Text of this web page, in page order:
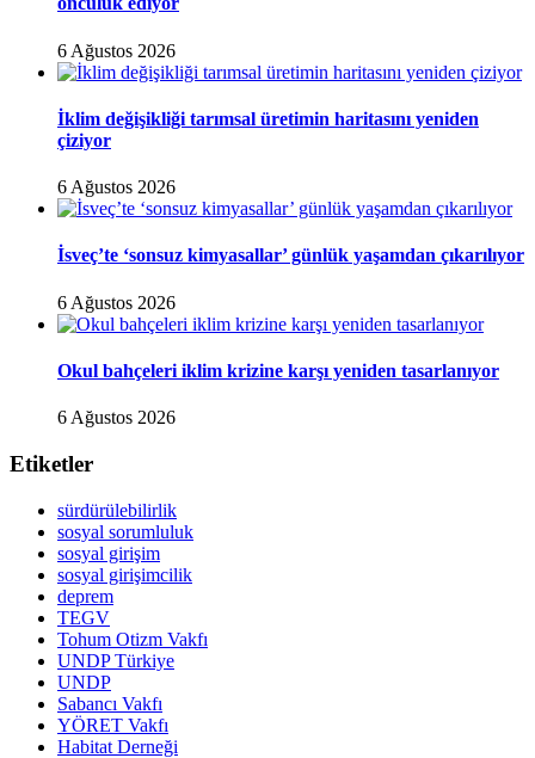
6 Ağustos 2026
İklim değişikliği tarımsal üretimin haritasını yeniden
çiziyor
6 Ağustos 2026
İsveç’te ‘sonsuz kimyasallar’ günlük yaşamdan çıkarılıyor
6 Ağustos 2026
Okul bahçeleri iklim krizine karşı yeniden tasarlanıyor
6 Ağustos 2026
Etiketler
sürdürülebilirlik
sosyal sorumluluk
sosyal girişim
sosyal girişimcilik
deprem
TEGV
Tohum Otizm Vakfı
UNDP Türkiye
UNDP
Sabancı Vakfı
YÖRET Vakfı
Habitat Derneği